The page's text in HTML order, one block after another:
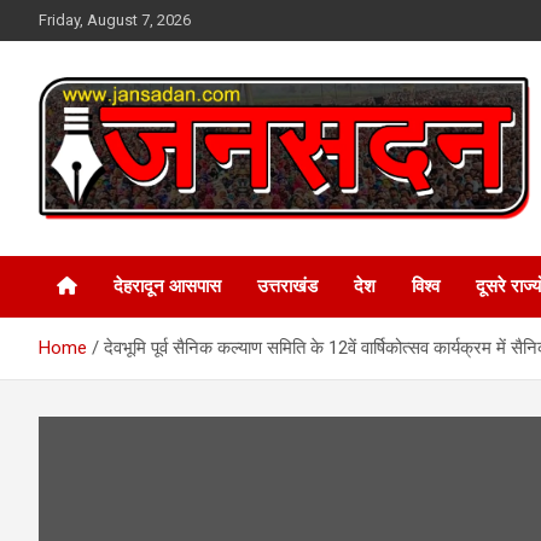
to
Friday, August 7, 2026
Jan Sadan
देहरादून आसपास उत्तराखंड देश विश्व दूसरे
Home देवभूमि पूर्व सैनिक कल्याण समिति के 12वें वार्षिकोत्सव कार्यक्रम में